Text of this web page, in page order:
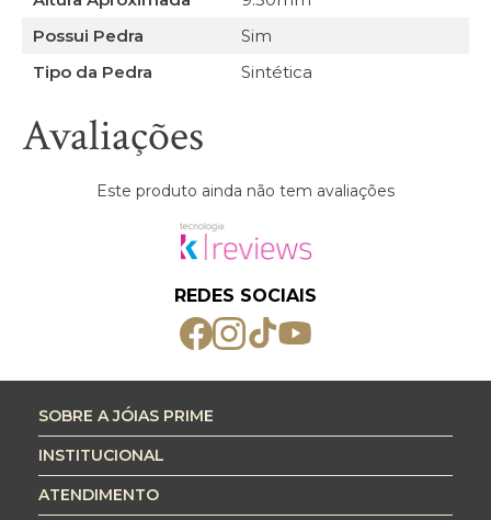
Possui Pedra
Sim
Tipo da Pedra
Sintética
Avaliações
Este produto ainda não tem avaliações
REDES SOCIAIS
SOBRE A JÓIAS PRIME
INSTITUCIONAL
ATENDIMENTO